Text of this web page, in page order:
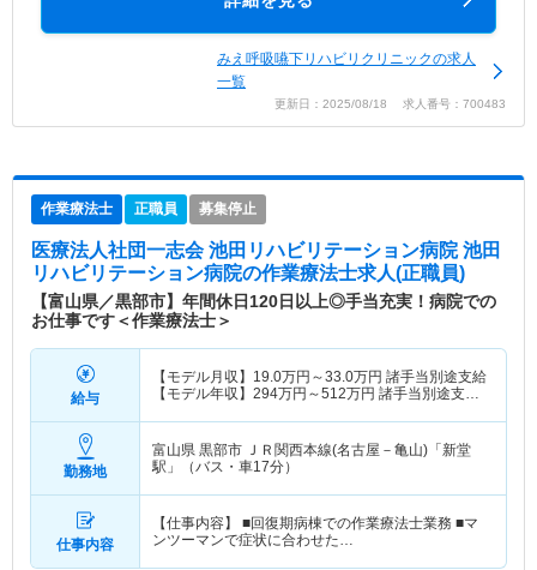
みえ呼吸嚥下リハビリクリニックの求人
一覧
更新日：2025/08/18 求人番号：700483
作業療法士 正職員 募集停止
医療法人社団一志会 池田リハビリテーション病院 池田
リハビリテーション病院の作業療法士求人(正職員)
【富山県／黒部市】年間休日120日以上◎手当充実！病院での
お仕事です＜作業療法士＞
給与
【モデル月収】 19.0万円～33.0万円 諸手当別途支給
【モデル年収】 294万円～512万円 諸手当別途支
勤務地
富山県 黒部市 ＪＲ関西本線(名古屋－亀山)「新堂
駅」（バス・車17分）
仕事内容
【仕事内容】 ■回復期病棟での作業療法士業務 ■マ
ンツーマンで症状に合わせた…